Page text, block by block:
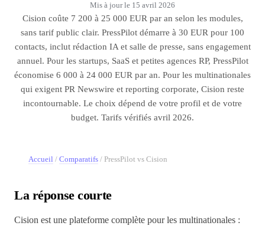
Mis à jour le 15 avril 2026
Cision coûte 7 200 à 25 000 EUR par an selon les modules,
sans tarif public clair. PressPilot démarre à 30 EUR pour 100
contacts, inclut rédaction IA et salle de presse, sans engagement
annuel. Pour les startups, SaaS et petites agences RP, PressPilot
économise 6 000 à 24 000 EUR par an. Pour les multinationales
qui exigent PR Newswire et reporting corporate, Cision reste
incontournable. Le choix dépend de votre profil et de votre
budget. Tarifs vérifiés avril 2026.
Accueil / Comparatifs / PressPilot vs Cision
La réponse courte
Cision est une plateforme complète pour les multinationales :